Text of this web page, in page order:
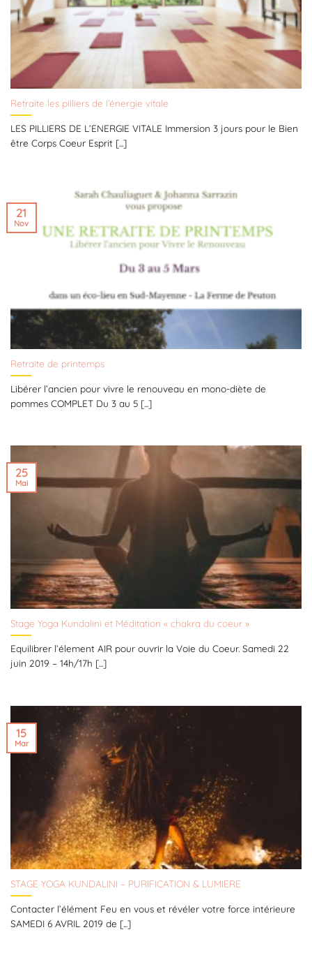
Retraite les pilliers de l’énergie vitale
LES PILLIERS DE L’ENERGIE VITALE Immersion 3 jours pour le Bien
être Corps Coeur Esprit [...]
Retraite de printemps
Libérer l’ancien pour vivre le renouveau en mono-diète de
pommes COMPLET Du 3 au 5 [...]
21
Nov
Stage Yoga Kundalini et Méditation « chakra du coeur »
Equilibrer l’élement AIR pour ouvrir la Voie du Coeur. Samedi 22
juin 2019 – 14h/17h [...]
25
Mai
STAGE YOGA KUNDALINI – PURIFICATION & LUMIERE
Contacter l’élément Feu en vous et révéler votre force intérieure
SAMEDI 6 AVRIL 2019 de [...]
15
Mar